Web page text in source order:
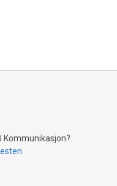
Kommunikasjon?